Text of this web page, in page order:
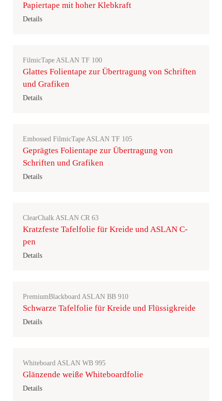
Papiertape mit hoher Klebkraft
Details
FilmicTape ASLAN TF 100
Glattes Folientape zur Übertragung von Schriften
und Grafiken
Details
Embossed FilmicTape ASLAN TF 105
Geprägtes Folientape zur Übertragung von
Schriften und Grafiken
Details
ClearChalk ASLAN CR 63
Kratzfeste Tafelfolie für Kreide und ASLAN C-
pen
Details
PremiumBlackboard ASLAN BB 910
Schwarze Tafelfolie für Kreide und Flüssigkreide
Details
Whiteboard ASLAN WB 995
Glänzende weiße Whiteboardfolie
Details